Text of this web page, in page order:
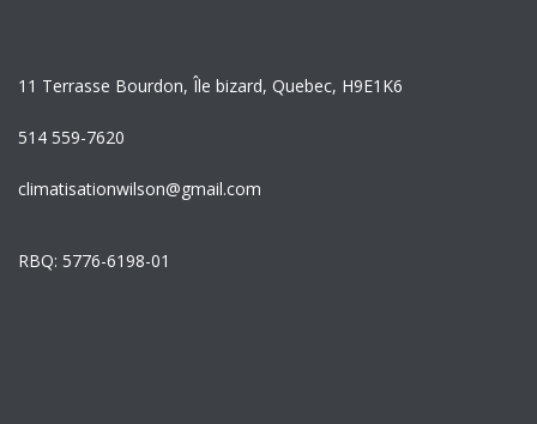
11 Terrasse Bourdon, Île bizard, Quebec, H9E1K6
514 559-7620
climatisationwilson@gmail.com
RBQ: 5776-6198-01